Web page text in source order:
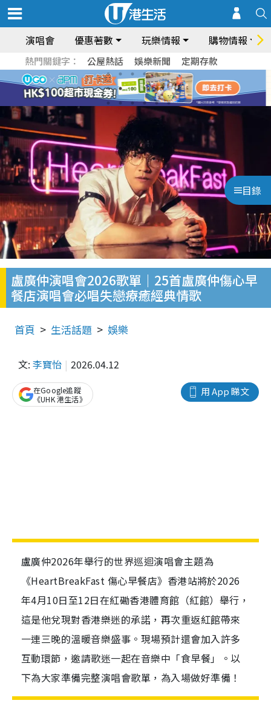
演唱會 優惠著數 玩樂情報 購物情報
熱門關鍵字： 公屋熱話 娛樂新聞 定期存款
目錄
盧廣仲演唱會2026歌單｜25首盧廣仲傷心早
餐店演唱會必唱失戀療癒經典情歌
首頁 生活話題 娛樂
文: 李寶怡 2026.04.12
用 App 睇文
在Google追蹤
《UHK 港生活》
盧廣仲2026年舉行的世界巡迴演唱會主題為
《HeartBreakFast 傷心早餐店》香港站將於2026
年4月10日至12日在紅磡香港體育館（紅館）舉行，
這是他兌現對香港樂迷的承諾，再次重返紅館帶來
一連三晚的溫暖音樂盛事。現場預計還會加入許多
互動環節，邀請歌迷一起在音樂中「食早餐」。以
下為大家準備完整演唱會歌單，為入場做好準備！